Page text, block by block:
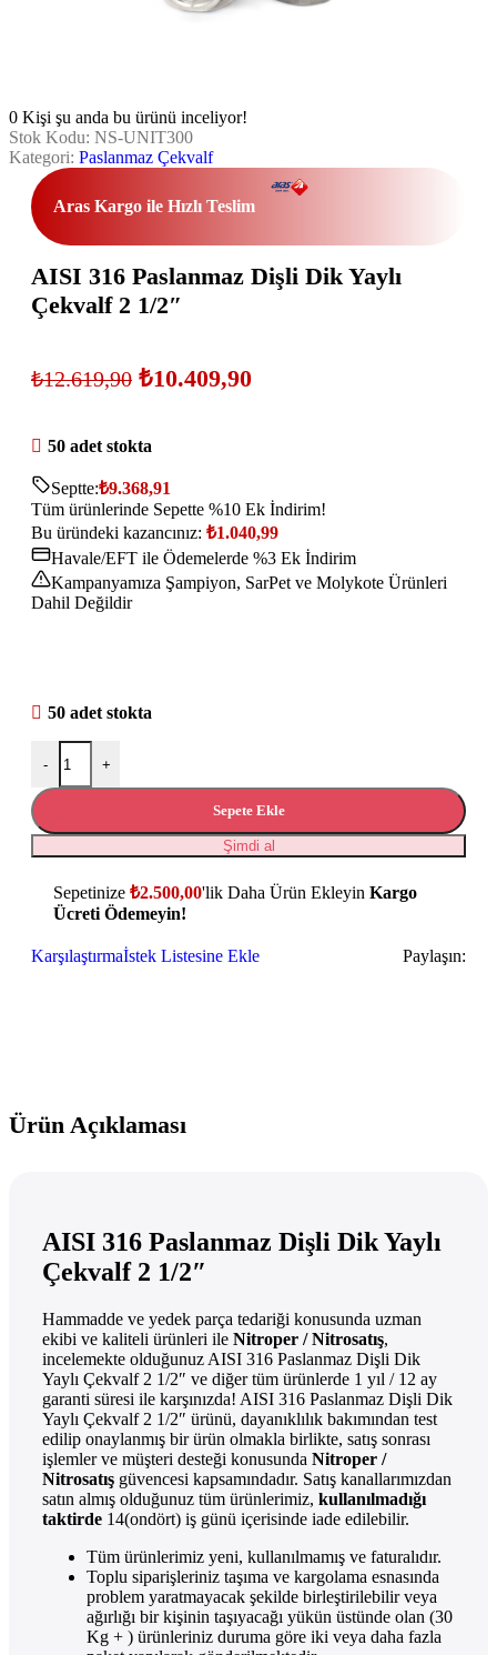
0 Kişi şu anda bu ürünü inceliyor!
Stok Kodu: NS-UNIT300
Kategori: Paslanmaz Çekvalf
Aras Kargo ile Hızlı Teslim
AISI 316 Paslanmaz Dişli Dik Yaylı
Çekvalf 2 1/2″
₺12.619,90 ₺10.409,90
50 adet stokta
Septte:₺9.368,91
Tüm ürünlerinde Sepette %10 Ek İndirim!
Bu üründeki kazancınız: ₺1.040,99
Havale/EFT ile Ödemelerde %3 Ek İndirim
Kampanyamıza Şampiyon, SarPet ve Molykote Ürünleri
Dahil Değildir
50 adet stokta
- +
Sepete Ekle
Şimdi al
Sepetinize ₺2.500,00'lik Daha Ürün Ekleyin Kargo
Ücreti Ödemeyin!
Karşılaştırmaİstek Listesine Ekle Paylaşın:
Ürün Açıklaması
AISI 316 Paslanmaz Dişli Dik Yaylı
Çekvalf 2 1/2″
Hammadde ve yedek parça tedariği konusunda uzman
ekibi ve kaliteli ürünleri ile Nitroper / Nitrosatış,
incelemekte olduğunuz AISI 316 Paslanmaz Dişli Dik
Yaylı Çekvalf 2 1/2″ ve diğer tüm ürünlerde 1 yıl / 12 ay
garanti süresi ile karşınızda! AISI 316 Paslanmaz Dişli Dik
Yaylı Çekvalf 2 1/2″ ürünü, dayanıklılık bakımından test
edilip onaylanmış bir ürün olmakla birlikte, satış sonrası
işlemler ve müşteri desteği konusunda Nitroper /
Nitrosatış güvencesi kapsamındadır. Satış kanallarımızdan
satın almış olduğunuz tüm ürünlerimiz, kullanılmadığı
taktirde 14(ondört) iş günü içerisinde iade edilebilir.
Tüm ürünlerimiz yeni, kullanılmamış ve faturalıdır.
Toplu siparişleriniz taşıma ve kargolama esnasında
problem yaratmayacak şekilde birleştirilebilir veya
ağırlığı bir kişinin taşıyacağı yükün üstünde olan (30
Kg + ) ürünleriniz duruma göre iki veya daha fazla